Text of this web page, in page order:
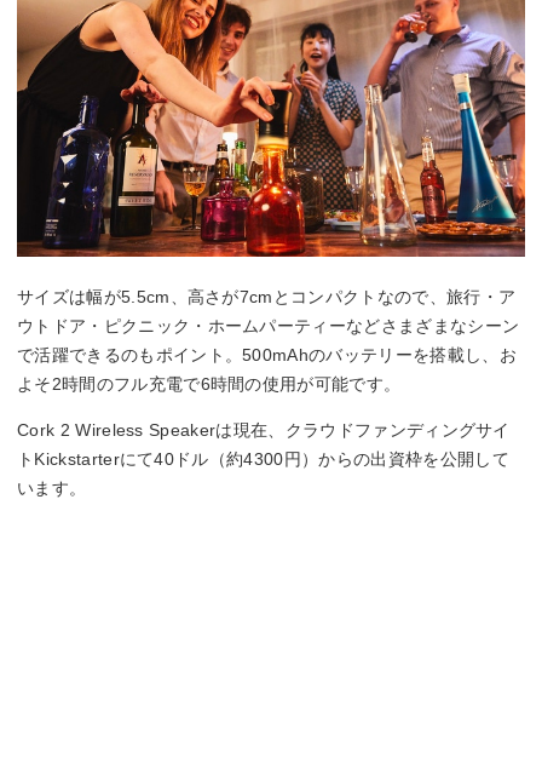
サイズは幅が5.5cm、高さが7cmとコンパクトなので、旅行・ア
ウトドア・ピクニック・ホームパーティーなどさまざまなシーン
で活躍できるのもポイント。500mAhのバッテリーを搭載し、お
よそ2時間のフル充電で6時間の使用が可能です。
Cork 2 Wireless Speakerは現在、クラウドファンディングサイ
トKickstarterにて40ドル（約4300円）からの出資枠を公開して
います。